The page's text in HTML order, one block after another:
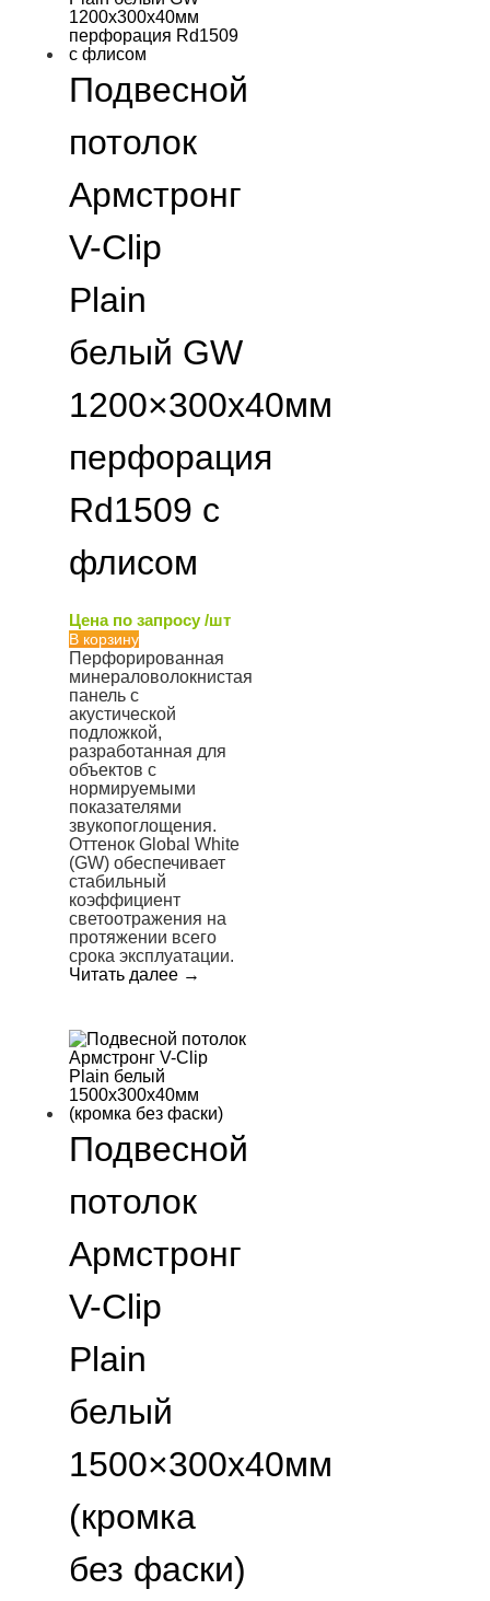
Подвесной
потолок
Армстронг
V-Clip
Plain
белый GW
1200×300х40мм
перфорация
Rd1509 с
флисом
Цена по запросу /шт
В корзину
Перфорированная
минераловолокнистая
панель с
акустической
подложкой,
разработанная для
объектов с
нормируемыми
показателями
звукопоглощения.
Оттенок Global White
(GW) обеспечивает
стабильный
коэффициент
светоотражения на
протяжении всего
срока эксплуатации.
Читать далее →
Подвесной
потолок
Армстронг
V-Clip
Plain
белый
1500×300х40мм
(кромка
без фаски)